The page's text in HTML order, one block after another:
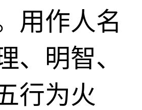
用作人名
、明智、
行为火